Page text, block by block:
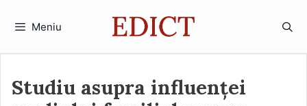
Meniu
Studiu asupra influenței